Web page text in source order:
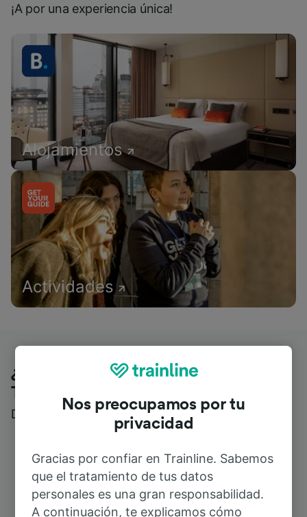
¡A por una experiencia única!
Alojamientos
Actividades
¿Qué piensan nuestros clientes de
Trainline?
Descubre reseñas reales de nuestros viajeros
Nos preocupamos por tu
privacidad
Gracias por confiar en Trainline. Sabemos
que el tratamiento de tus datos
personales es una gran responsabilidad.
A continuación, te explicamos cómo